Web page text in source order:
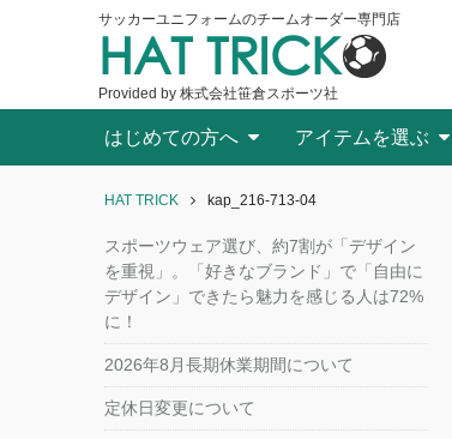
サッカーユニフォームのチームオーダー専門店
HAT TRICK
Provided by 株式会社笹倉スポーツ社
はじめての方へ アイテムを選ぶ
HAT TRICK kap_216-713-04
スポーツウェア選び、約7割が「デザイン
を重視」。「好きなブランド」で「自由に
デザイン」できたら魅力を感じる人は72%
に！
2026年8月長期休業期間について
定休日変更について